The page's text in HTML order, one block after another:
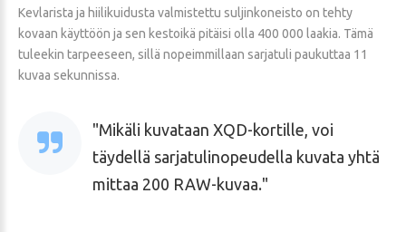
Kevlarista ja hiilikuidusta valmistettu suljinkoneisto on tehty
kovaan käyttöön ja sen kestoikä pitäisi olla 400 000 laakia. Tämä
tuleekin tarpeeseen, sillä nopeimmillaan sarjatuli paukuttaa 11
kuvaa sekunnissa.
Mikäli kuvataan XQD-kortille, voi
täydellä sarjatulinopeudella kuvata yhtä
mittaa 200 RAW-kuvaa.